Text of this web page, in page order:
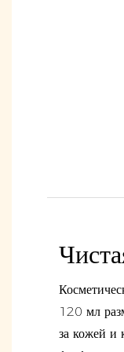
120 мл
за кожей и